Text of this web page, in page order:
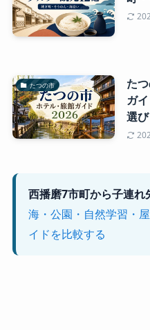
たつの市
た
ガ
選び
西播磨7市町から子連れ
海・公園・自然学習・
イドを比較する